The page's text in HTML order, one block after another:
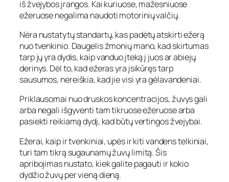
iš žvejybos įrangos. Kai kuriuose, mažesniuose
ežeruose negalima naudoti motorinių valčių.
Nėra nustatytų standartų, kas padėtų atskirti ežerą
nuo tvenkinio. Daugelis žmonių mano, kad skirtumas
tarp jų yra dydis, kaip vanduo įteką į juos ar abiejų
derinys. Dėl to, kad ežeras yra įsikūręs tarp
sausumos, nereiškia, kad jie visi yra gėlavandeniai.
Priklausomai nuo druskos koncentracijos, žuvys gali
arba negali išgyventi tam tikruose ežeruose arba
pasiekti reikiamą dydį, kad būtų vertingos žvejybai.
Ežerai, kaip ir tvenkiniai, upės ir kiti vandens telkiniai,
turi tam tikrą sugaunamų žuvų limitą. Šis
apribojimas nustato, kiek galite pagauti ir kokio
dydžio žuvų per vieną dieną.